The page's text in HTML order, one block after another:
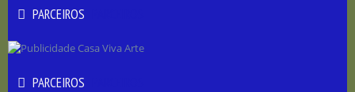
PARCEIROS
PARCEIROS